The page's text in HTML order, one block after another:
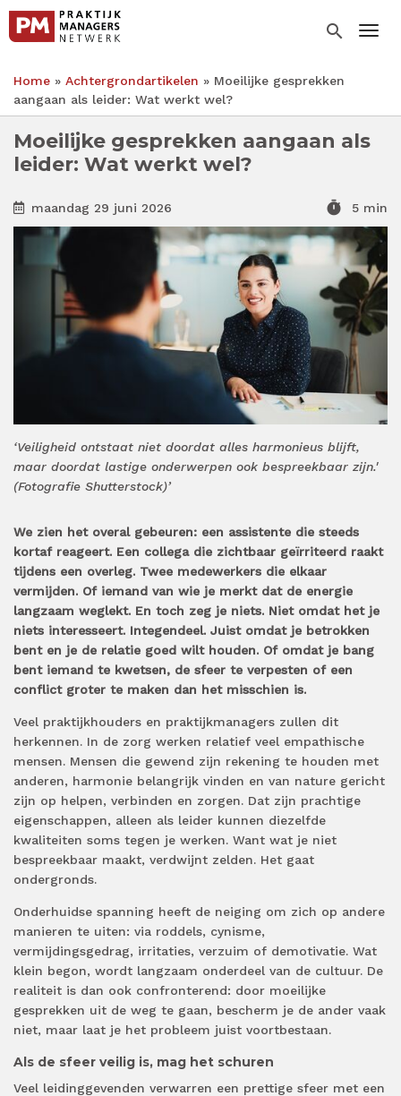
Overslaan
naar
inhoud
gaan
search
Kruimelpad
Home Achtergrondartikelen
Moeilijke gesprekken
aangaan als leider: Wat werkt wel?
Moeilijke gesprekken aangaan als
leider: Wat werkt wel?
maandag 29 juni 2026 timer 5 min
‘Veiligheid ontstaat niet doordat alles harmonieus blijft,
maar doordat lastige onderwerpen ook bespreekbaar zijn.'
(Fotografie Shutterstock)’
We zien het overal gebeuren: een assistente die steeds
kortaf reageert. Een collega die zichtbaar geïrriteerd raakt
tijdens een overleg. Twee medewerkers die elkaar
vermijden. Of iemand van wie je merkt dat de energie
langzaam weglekt. En toch zeg je niets. Niet omdat het je
niets interesseert. Integendeel. Juist omdat je betrokken
bent en je de relatie goed wilt houden. Of omdat je bang
bent iemand te kwetsen, de sfeer te verpesten of een
conflict groter te maken dan het misschien is.
Veel praktijkhouders en praktijkmanagers zullen dit
herkennen. In de zorg werken relatief veel empathische
mensen. Mensen die gewend zijn rekening te houden met
anderen, harmonie belangrijk vinden en van nature gericht
zijn op helpen, verbinden en zorgen. Dat zijn prachtige
eigenschappen, alleen als leider kunnen diezelfde
kwaliteiten soms tegen je werken. Want wat je niet
bespreekbaar maakt, verdwijnt zelden. Het gaat
ondergronds.
Onderhuidse spanning heeft de neiging om zich op andere
manieren te uiten: via roddels, cynisme,
vermijdingsgedrag, irritaties, verzuim of demotivatie. Wat
klein begon, wordt langzaam onderdeel van de cultuur. De
realiteit is dan ook confronterend: door moeilijke
gesprekken uit de weg te gaan, bescherm je de ander vaak
niet, maar laat je het probleem juist voortbestaan.
Als de sfeer veilig is, mag het schuren
Veel leidinggevenden verwarren een prettige sfeer met een